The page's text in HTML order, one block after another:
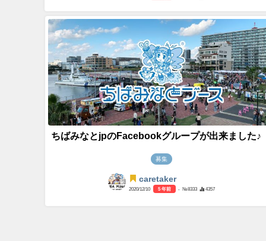
ちばみなとjpのFacebookグループが出来ました♪
募集
caretaker
2020/12/10 5 年前 - №8333 4357